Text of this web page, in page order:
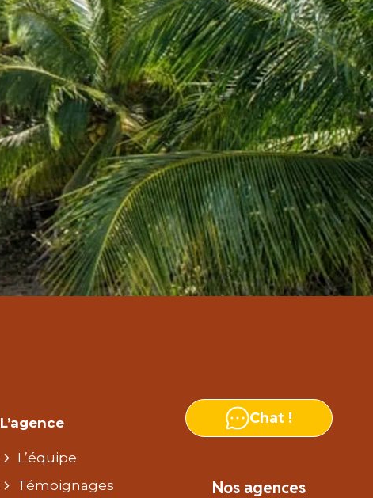
L’agence
L’équipe
Témoignages
Chat !
Nos agences